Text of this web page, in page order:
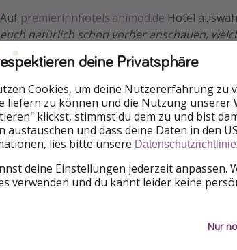
Auf premierinnhotels.animod.de Hotel
euch natürlich schon vorher anschauen,
Kurztrip genießen
Sorge, falls ihr vergesst, ihn einzulösen:
habt, könnt ihr ihn noch 3 Jahre als
Hotelangebote bei Animod buchen.
deine Privatsphäre
Cookies, um deine Nutzererfahrung zu
liefern zu können und die Nutzung unserer
klickst, stimmst du dem zu und bist
austauschen und dass deine Daten in den
lies bitte unsere Datenschutzrichtlinie.
deine Einstellungen jederzeit
verwenden und du kannt leider keine
Nur